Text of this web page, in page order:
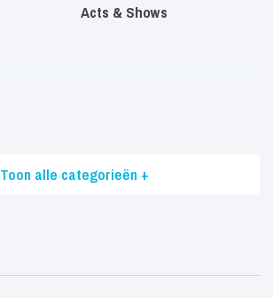
Acts & Shows
Toon alle categorieën +